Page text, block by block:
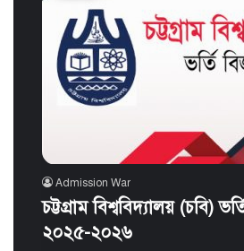
Admission War
চট্টগ্রাম বিশ্ববিদ্যালয় (চবি)
২০২৫-২০২৬